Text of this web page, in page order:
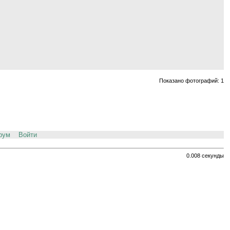
Показано фотографий: 1
Войти
0.008 секунды